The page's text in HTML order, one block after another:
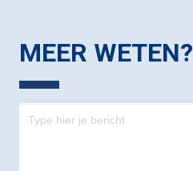
MEER WETEN?
Contact